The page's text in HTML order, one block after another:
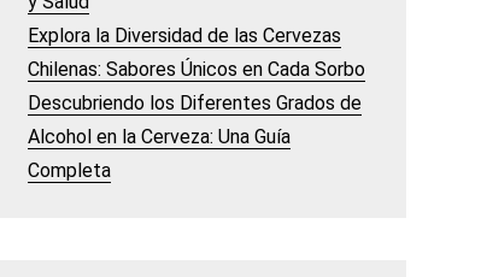
Explora la Diversidad de las Cervezas
Chilenas: Sabores Únicos en Cada Sorbo
Descubriendo los Diferentes Grados de
Alcohol en la Cerveza: Una Guía
Completa